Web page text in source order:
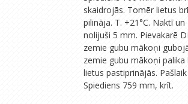
skaidrojās. Tomēr lietus
pilināja. T. +21°C. Naktī un
nolijuši 5 mm. Pievakarē
zemie gubu mākoņi
zemie gubu mākoņi palika
lietus pastiprinājās. Pašlaik
Spiediens 759 mm, krīt.